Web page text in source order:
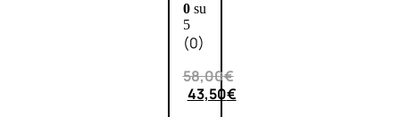
0su
5
(0)
58,00€
43,50€